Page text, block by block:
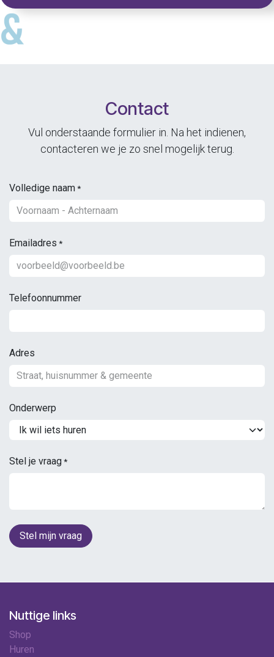
Contact
Vul onderstaande formulier in. Na het indienen,
contacteren we je zo snel mogelijk terug.
Volledige naam*
Emailadres *
Telefoonnummer
Adres
Onderwerp
Stel je vraag*
Stel mijn vraag
Nuttige links
Shop
Huren